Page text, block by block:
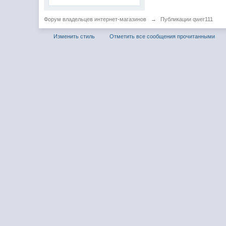
Форум владельцев интернет-магазинов → Публикации qwer111
Изменить стиль Отметить все сообщения прочитанными